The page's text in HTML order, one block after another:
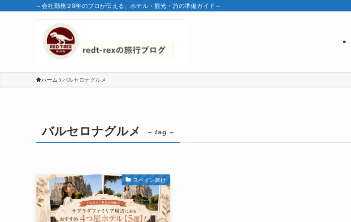
～会社勤務２8年のプロが伝える、ホテル・観光・旅の準備ガイド～
ホーム バルセロナグルメ
バルセロナグルメ – tag –
スペイン旅行